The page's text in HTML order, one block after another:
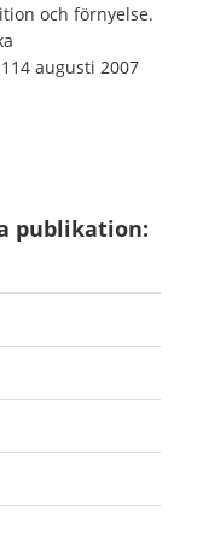
och förnyelse.
augusti 2007
publikation: